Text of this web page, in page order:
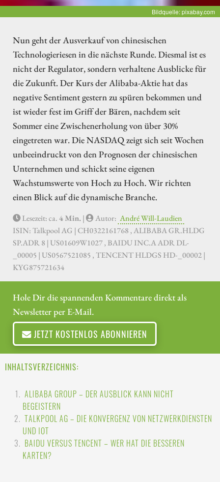
Bildquelle: pixabay.com
Nun geht der Ausverkauf von chinesischen
Technologieriesen in die nächste Runde. Diesmal ist es
nicht der Regulator, sondern verhaltene Ausblicke für
die Zukunft. Der Kurs der Alibaba-Aktie hat das
negative Sentiment gestern zu spüren bekommen und
ist wieder fest im Griff der Bären, nachdem seit
Sommer eine Zwischenerholung von über 30%
eingetreten war. Die NASDAQ zeigt sich seit Wochen
unbeeindruckt von den Prognosen der chinesischen
Unternehmen und schickt seine eigenen
Wachstumswerte von Hoch zu Hoch. Wir richten
einen Blick auf die dynamische Branche.
Lesezeit: ca.4 Min. | Autor: André Will-Laudien
ISIN: Talkpool AG | CH0322161768 , ALIBABA GR.HLDG
SP.ADR 8 | US01609W1027 , BAIDU INC.A ADR DL-
_00005 | US0567521085 , TENCENT HLDGS HD-_00002 |
KYG875721634
Hole Dir die spannenden Kommentare direkt als
Newsletter per E-Mail.
JETZT KOSTENLOS ABONNIEREN
INHALTSVERZEICHNIS:
ALIBABA GROUP – DER AUSBLICK KANN NICHT
BEGEISTERN
TALKPOOL AG – DIE KONVERGENZ VON NETZWERKDIENSTEN
UND IOT
BAIDU VERSUS TENCENT – WER HAT DIE BESSEREN
KARTEN?